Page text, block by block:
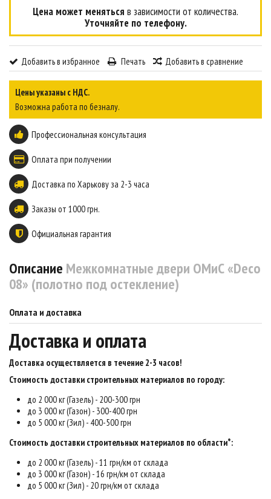
Цена может меняться в зависимости от количества.
Уточняйте по телефону.
Добавить в избранное Печать Добавить в сравнение
Цены указаны с НДС.
Возможна работа по безналу.
Профессиональная консультация
Оплата при получении
Доставка по Харькову за 2-3 часа
Заказы от 1000 грн.
Официальная гарантия
Описание Межкомнатные двери ОМиС «Deco
08» (полотно под остекление)
Оплата и доставка
Доставка и оплата
Доставка осуществляется в течение 2-3 часов!
Стоимость доставки строительных материалов по городу:
до 2 000 кг (Газель) - 200-300 грн
до 3 000 кг (Газон) - 300-400 грн
до 5 000 кг (Зил) - 400-500 грн
Стоимость доставки строительных материалов по области*:
до 2 000 кг (Газель) - 11 грн/км от склада
до 3 000 кг (Газон) - 16 грн/км от склада
до 5 000 кг (Зил) - 20 грн/км от склада